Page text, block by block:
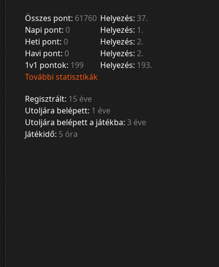
Összes pont: 61760 Helyezés: 37.
Napi pont: 0 Helyezés: 1.
Heti pont: 0 Helyezés: 2.
Havi pont: 0 Helyezés: 2.
1v1 pontok: 199 Helyezés: 193.
További statisztikák
Regisztrált: 15 éve
Utoljára belépett: 1 éve
Utoljára belépett a játékba: 3 éve
Játékidő: 5 óra